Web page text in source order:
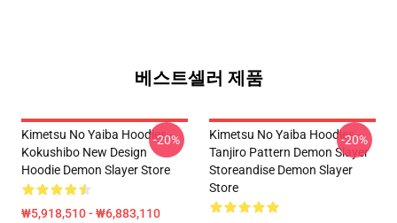
베스트셀러 제품
Kimetsu No Yaiba Hoodies -
Kokushibo New Design
Hoodie Demon Slayer Store
₩5,918,510 - ₩6,883,110
-20%
Kimetsu No Yaiba Hoodies -
Tanjiro Pattern Demon Slayer
Storeandise Demon Slayer
Store
-20%